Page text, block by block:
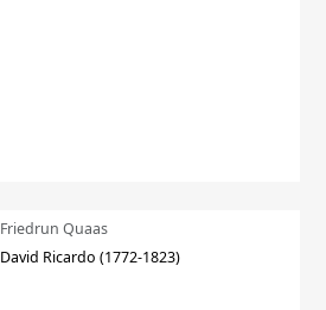
Friedrun Quaas
David Ricardo (1772-1823)